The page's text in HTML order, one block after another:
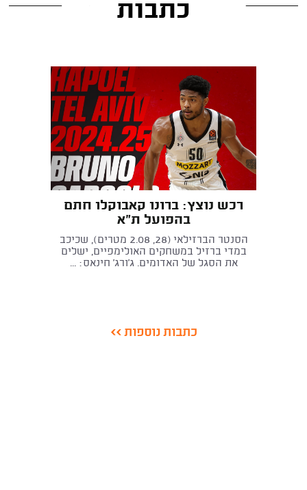
כתבות
רכש נוצץ: ברונו קאבוקלו חתם
בהפועל ת"א
הסנטר הברזילאי (28, 2.08 מטרים), שכיכב
במדי ברזיל במשחקים האולימפיים, ישלים
את הסגל של האדומים. ג'ורג' חינאס: ...
כתבות נוספות >>